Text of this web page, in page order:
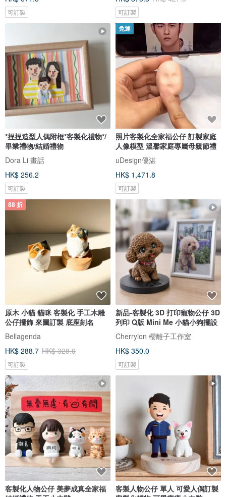
可訂製 可訂製
*捏捏造型人偶附框*客製化禮物*/
畢業禮物/結婚禮物
Dora Li 畫話
HK$ 256.2
可訂製
免運
照片客製化全家福公仔 訂製家庭
人像模型 溫馨家庭專屬母親節禮
uDesign優湛
HK$ 1,471.8
可訂製
88 折
原木 小貓 貓咪 客製化 手工木雕
公仔擺飾 來圖訂製 底座刻名
Bellagenda
HK$ 288.7 HK$ 328.0
可訂製
新品-客製化 3D 打印寵物公仔 3D
列印 Q版 Mini Me 小貓小狗擺設
Cherryion 櫻離子工作室
HK$ 350.0
可訂製
客製化人物公仔 美夢成真全家福
客製人物公仔 單人 可愛人偶訂製